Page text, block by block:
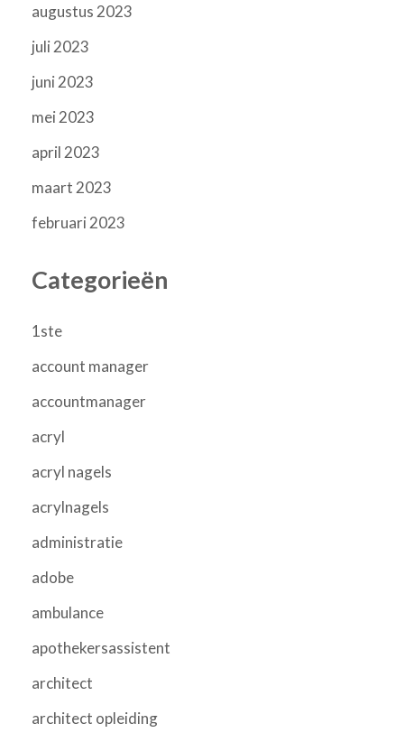
augustus 2023
juli 2023
juni 2023
mei 2023
april 2023
maart 2023
februari 2023
Categorieën
1ste
account manager
accountmanager
acryl
acryl nagels
acrylnagels
administratie
adobe
ambulance
apothekersassistent
architect
architect opleiding